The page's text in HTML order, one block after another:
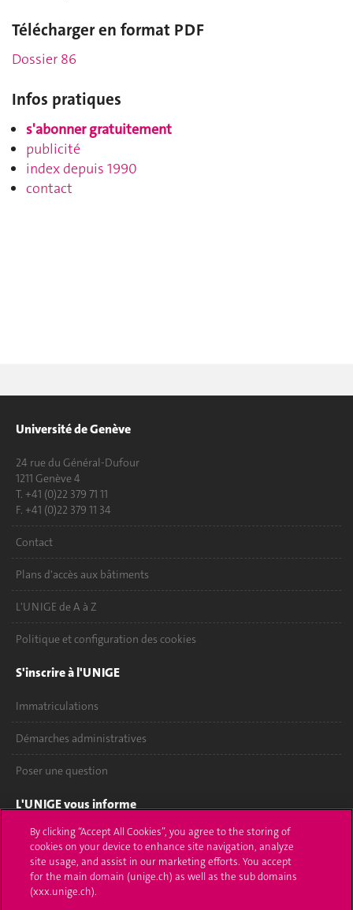
Télécharger en format PDF
Dossier 86
Infos pratiques
s'abonner gratuitement
publicité
index depuis 1990
contact
Université de Genève
24 rue du Général-Dufour
1211 Genève 4
T. +41 (0)22 379 71 11
F. +41 (0)22 379 11 34
Contact
Plans d'accès aux bâtiments
L'UNIGE de A à Z
Politique et configuration des cookies
S'inscrire à l'UNIGE
Immatriculations
Démarches administratives
Poser une question
L'UNIGE vous informe
UNIGE Mobile
Médias
Offres d'emploi
By clicking “Accept All Cookies”, you agree to the storing of
cookies on your device to enhance site navigation, analyze
site usage, and assist in our marketing efforts. You accept
for the main domain (unige.ch) as well as the sub domains
(xxx.unige.ch).